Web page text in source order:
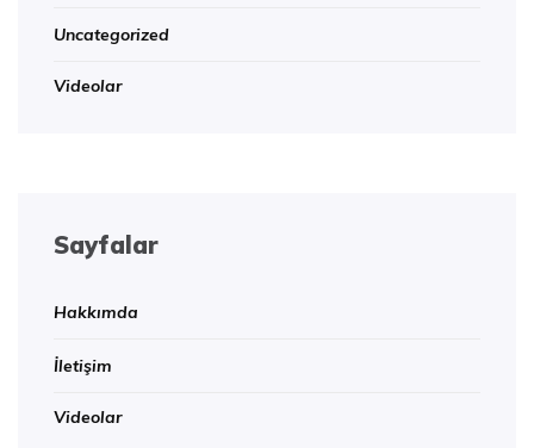
Uncategorized
Videolar
Sayfalar
Hakkımda
İletişim
Videolar